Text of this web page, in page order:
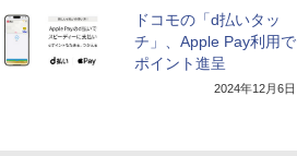
ドコモの「d払いタッ
チ」、Apple Pay利用で
ポイント進呈
2024年12月6日